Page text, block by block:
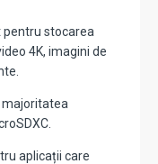
pentru stocarea
4K, imagini de
majoritatea
aplicații care